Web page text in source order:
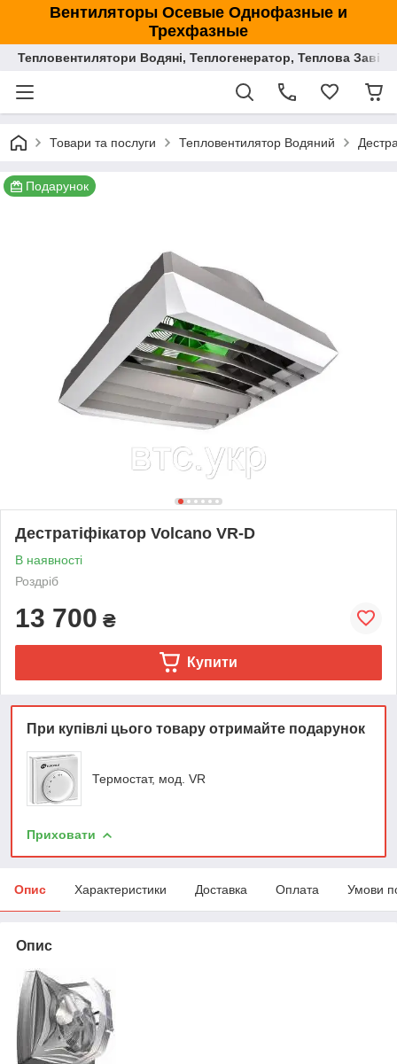
Вентиляторы Осевые Однофазные и
Трехфазные
Тепловентилятори Водяні, Теплогенератор, Теплова
Товари та послуги Тепловентилятор Водяний
Подарунок
Дестратіфікатор Volcano VR-D
В наявності
Роздріб
13 700 ₴
Купити
При купівлі цього товару отримайте подарунок
Термостат, мод. VR
Приховати
Опис Характеристики Доставка Оплата Умови
Опис